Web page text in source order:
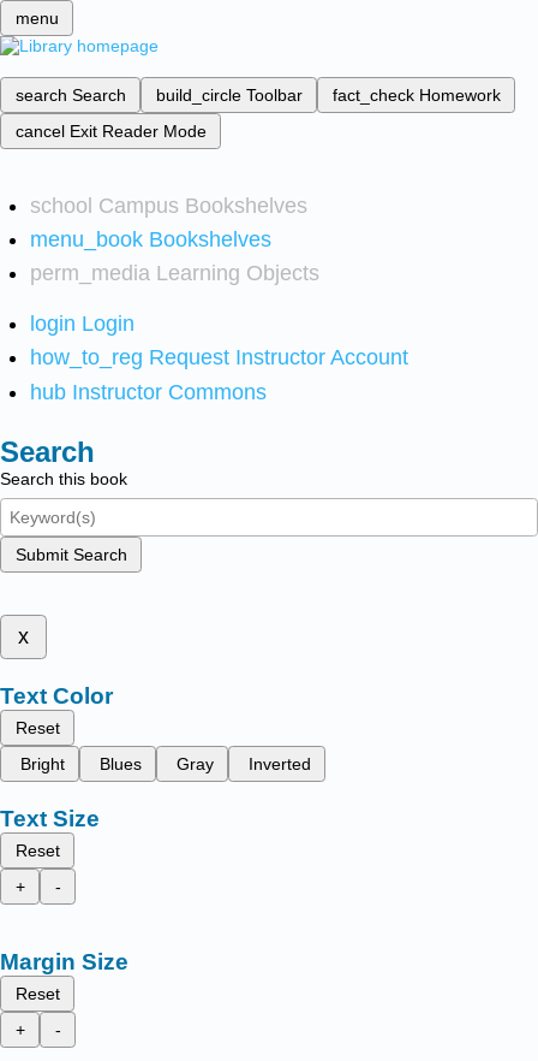
menu
search Search build_circle Toolbar fact_check Homework
cancel Exit Reader Mode
school Campus Bookshelves
menu_book Bookshelves
perm_media Learning Objects
login Login
how_to_reg Request Instructor Account
hub Instructor Commons
Search
Search this book
Submit Search
x
Text Color
Reset
Bright
Blues Gray Inverted
Text Size
Reset
+
-
Margin Size
Reset
+
-